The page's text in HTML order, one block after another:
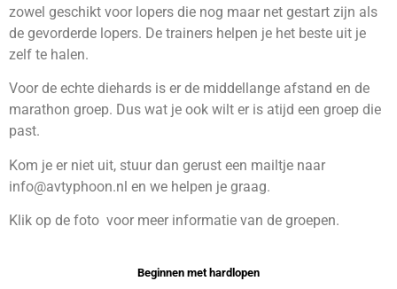
zowel geschikt voor lopers die nog maar net gestart zijn als
de gevorderde lopers. De trainers helpen je het beste uit je
zelf te halen.
Voor de echte diehards is er de middellange afstand en de
marathon groep. Dus wat je ook wilt er is atijd een groep die
past.
Kom je er niet uit, stuur dan gerust een mailtje naar
info@avtyphoon.nl en we helpen je graag.
Klik op de foto voor meer informatie van de groepen.
Beginnen met hardlopen